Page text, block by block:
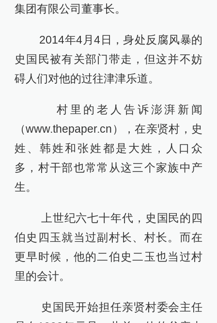
集团有限公司董事长。
2014年4月4日，身处反腐风暴的
史国民被有关部门带走，但这并不妨
碍人们对他的过往津津乐道。
村里的老人告诉澎湃新闻
（www.thepaper.cn），在亲贤村，史
姓、韩姓和张姓都是大姓，人口众
多，村干部也常常从这三个家族中产
生。
上世纪六七十年代，史国民的四
伯史四玉就当过副村长、村长。而在
更早时候，他的二伯史二玉也当过村
里的会计。
史国民开始担任亲贤村委会主任